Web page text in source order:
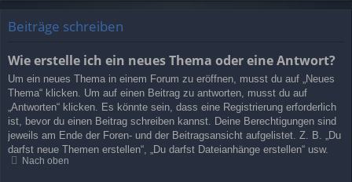
Beiträge schreiben
Wie erstelle ich ein neues Thema oder eine Antwort?
Um ein neues Thema in einem Forum zu eröffnen, musst du auf „Neues
Thema“ klicken. Um auf einen Beitrag zu antworten, musst du auf
„Antworten“ klicken. Es könnte sein, dass eine Registrierung erforderlich
ist, bevor du einen Beitrag schreiben kannst. Deine Berechtigungen sind
jeweils am Ende der Foren- und der Beitragsansicht aufgelistet. Z. B. „Du
darfst neue Themen erstellen“, „Du darfst Dateianhänge erstellen“ usw.
Nach oben